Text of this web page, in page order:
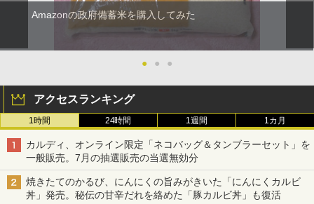
Amazonの政府備蓄米を購入してみた
● ● ●
アクセスランキング
1時間 24時間 1週間 1カ月
カルディ、オンライン限定「ネコバッグ＆タンブラーセット」を
一般販売。7月の抽選販売の当選無効分
焼きたてのかるび、にんにくの旨みがきいた「にんにくカルビ
丼」発売。秘伝の甘辛だれを絡めた「豚カルビ丼」も復活